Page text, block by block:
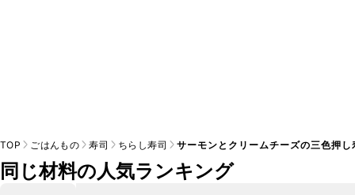
TOP ごはんもの 寿司 ちらし寿司 サーモンとクリームチーズの三色押し
同じ材料の人気ランキング